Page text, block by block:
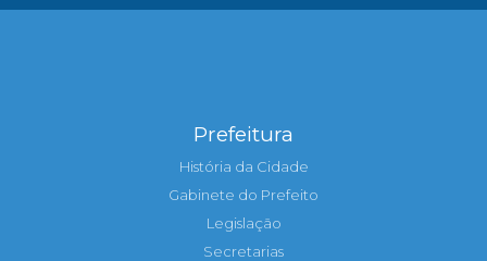
Prefeitura
História da Cidade
Gabinete do Prefeito
Legislação
Secretarias